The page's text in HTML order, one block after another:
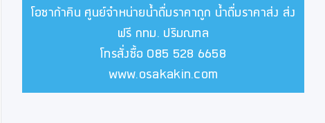
โอซาก้าคิน ศูนย์จำหน่ายน้ำดื่มราคาถูก น้ำดื่มราคาส่ง ส่ง
ฟรี กทม. ปริมณฑล
โทรสั่งซื้อ 085 528 6658
www.osakakin.com